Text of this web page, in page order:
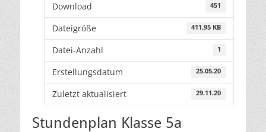
Download 451
Dateigröße 411.95 KB
Datei-Anzahl 1
Erstellungsdatum 25.05.20
Zuletzt aktualisiert 29.11.20
Stundenplan Klasse 5a